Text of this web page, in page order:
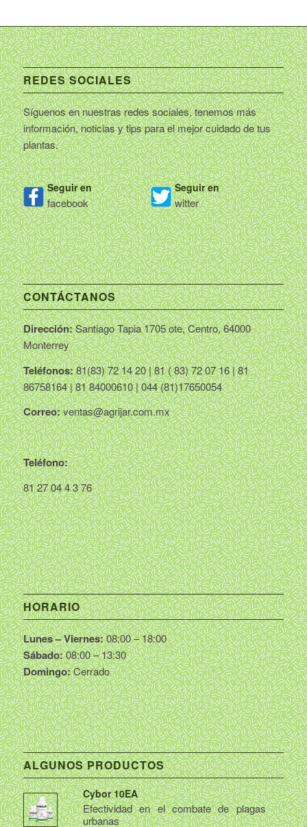
REDES SOCIALES
Síguenos en nuestras redes sociales, tenemos más
información, noticias y tips para el mejor cuidado de tus
plantas.
Seguir en
facebook
Seguir en
witter
CONTÁCTANOS
Dirección:Santiago Tapia 1705 ote, Centro, 64000
Monterrey
Teléfonos:81(83) 72 14 20 | 81 ( 83) 72 07 16 | 81
86758164 | 81 84000610 | 044 (81)17650054
Correo:ventas@agrijar.com.mx
Teléfono:
81 27 04 4 3 76
HORARIO
Lunes – Viernes:08:00 – 18:00
Sábado:08:00 – 13:30
Domingo:Cerrado
ALGUNOS PRODUCTOS
Cybor 10EA
Efectividad en el combate de plagas
urbanas